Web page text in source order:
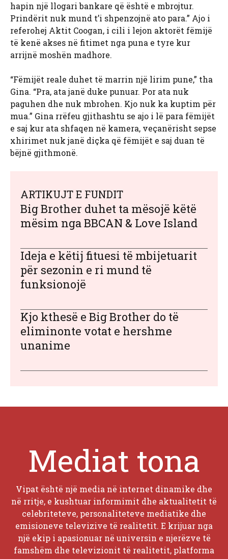
hapin një llogari bankare që është e mbrojtur.
Prindërit nuk mund t’i shpenzojnë ato para.” Ajo i
referohej Aktit Coogan, i cili i lejon aktorët fëmijë
të kenë akses në fitimet nga puna e tyre kur
arrijnë moshën madhore.
“Fëmijët reale duhet të marrin një lirim pune,” tha
Gina. “Pra, ata janë duke punuar. Por ata nuk
paguhen dhe nuk mbrohen. Kjo nuk ka kuptim për
mua.” Gina rrëfeu gjithashtu se ajo i lë para fëmijët
e saj kur ata shfaqen në kamera, veçanërisht sepse
xhirimet nuk janë diçka që fëmijët e saj duan të
bëjnë gjithmonë.
ARTIKUJT E FUNDIT
Big Brother duhet ta mësojë këtë
mësim nga BBCAN & Love Island
Ideja e këtij fituesi të mbijetuarit
për sezonin e ri mund të
funksionojë
Kjo kthesë e Big Brother do të
eliminonte votat e hershme
unanime
Mediat tona
Vipat është një media në internet dinamike dhe
në rritje, e kushtuar informimit dhe aktualitetit të
celebriteteve, personaliteteve mediatike dhe
emisioneve televizive të realitetit. E krijuar nga
një ekip i apasionuar në universin e njerëzve të
famshëm dhe televizionit të realitetit, platforma